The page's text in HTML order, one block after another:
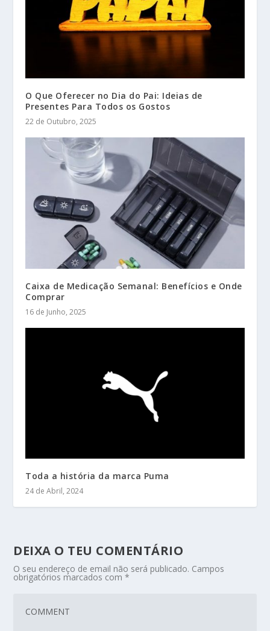
O Que Oferecer no Dia do Pai: Ideias de
Presentes Para Todos os Gostos
22 de Outubro, 2025
Caixa de Medicação Semanal: Benefícios e Onde
Comprar
16 de Junho, 2025
Toda a história da marca Puma
24 de Abril, 2024
DEIXA O TEU COMENTÁRIO
O seu endereço de email não será publicado. Campos
obrigatórios marcados com*